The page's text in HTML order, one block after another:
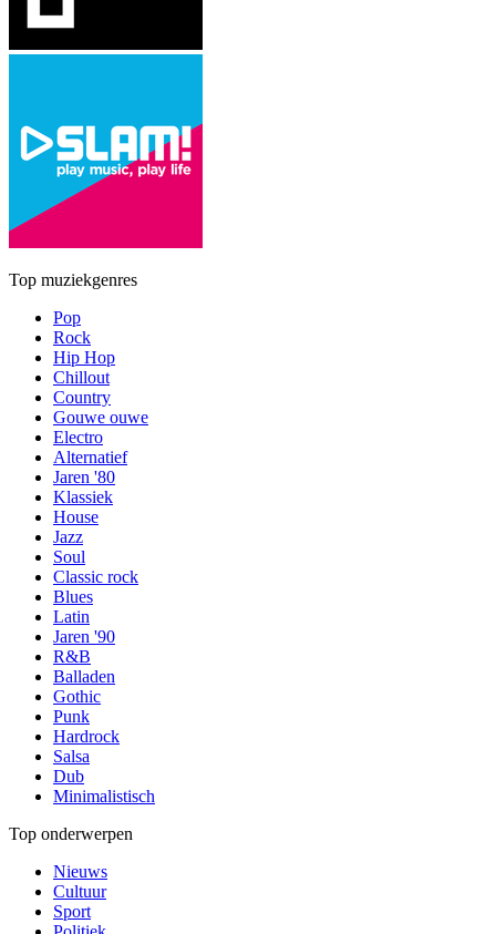
Top muziekgenres
Pop
Rock
Hip Hop
Chillout
Country
Gouwe ouwe
Electro
Alternatief
Jaren '80
Klassiek
House
Jazz
Soul
Classic rock
Blues
Latin
Jaren '90
R&B
Balladen
Gothic
Punk
Hardrock
Salsa
Dub
Minimalistisch
Top onderwerpen
Nieuws
Cultuur
Sport